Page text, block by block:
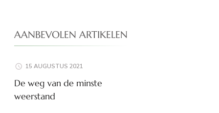
AANBEVOLEN ARTIKELEN
15 AUGUSTUS 2021
De weg van de minste
weerstand